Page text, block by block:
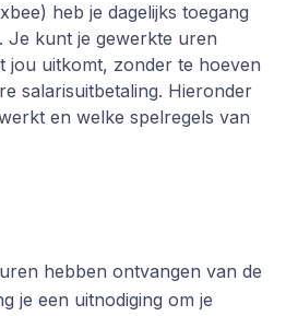
heb je dagelijks toegang
Je kunt je gewerkte uren
jou uitkomt, zonder te hoeven
salarisuitbetaling. Hieronder
en welke spelregels van
hebben ontvangen van de
je een uitnodiging om je